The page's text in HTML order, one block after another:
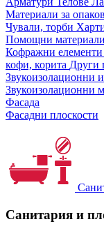
Материали за
Чували, торби
Помощни
Кофражни елементи
кофи, корита Други
Звукоизолационни
Звукоизолационни
Фасада
Фасадни плоскости
Санитария и